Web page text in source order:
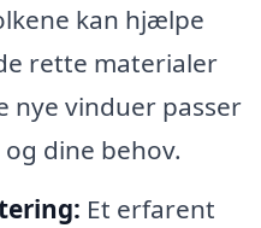
kan hjælpe
rette materialer
nye vinduer passer
dine behov.
Et erfarent